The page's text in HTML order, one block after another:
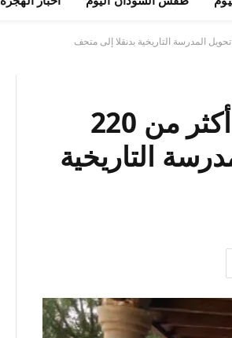
“مدرسة السرايا” بين التعليم والتراث.. أكثر من 220
التاريخية